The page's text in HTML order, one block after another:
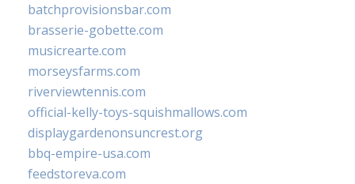
batchprovisionsbar.com
brasserie-gobette.com
musicrearte.com
morseysfarms.com
riverviewtennis.com
official-kelly-toys-squishmallows.com
displaygardenonsuncrest.org
bbq-empire-usa.com
feedstoreva.com